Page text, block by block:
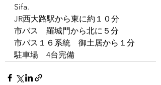
Sifa.
JR西大路駅から東に約１０分
市バス　羅城門から北に５分
市バス１６系統　御土居から１分
駐車場　4台完備